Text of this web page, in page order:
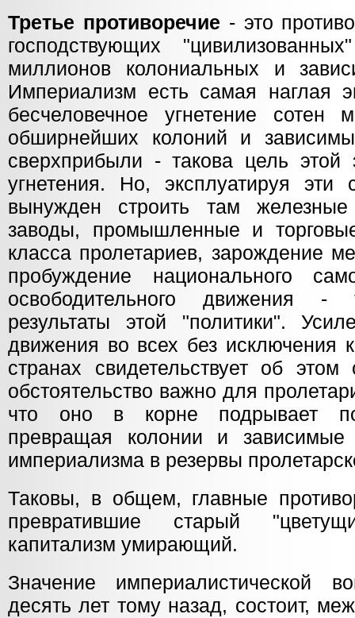
Третье противоречие - это
господствующих
миллионов колониальных и
Империализм есть самая наглая
бесчеловечное угнетение сотен
обширнейших колоний и
сверхприбыли - такова цель этой
угнетения. Но, эксплуатируя эти
вынужден строить там
заводы, промышленные и
класса пролетариев, зарождение
пробуждение национального
освободительного движения -
результаты этой "политики".
движения во всех без исключения
странах свидетельствует об
обстоятельство важно для
что оно в корне подрывает
превращая колонии и зависимые
империализма в резервы
Таковы, в общем, главные
превратившие старый
капитализм умирающий.
Значение империалистической
десять лет тому назад, состоит,